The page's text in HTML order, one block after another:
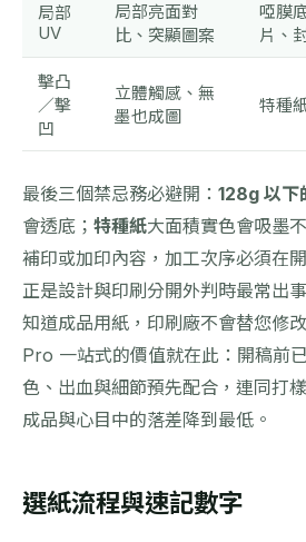
局部
UV
局部亮面對
比、突顯圖案
啞膜
片、
擊凸
／擊
凹
立體觸感、無
墨也成圖
特種
最後三個禁忌務必避開： 128g 以下
會透底； 特種紙大面積實色會吸墨
補印或加印內容，加工次序必須在
正是設計與印刷分開外判時最常
知道成品用紙，印刷廠不會替您修
Pro 一站式的價值就在此：開稿前
色、出血與細節預先配合，連同打
成品與心目中的落差降到最低。
選紙流程與速記數字